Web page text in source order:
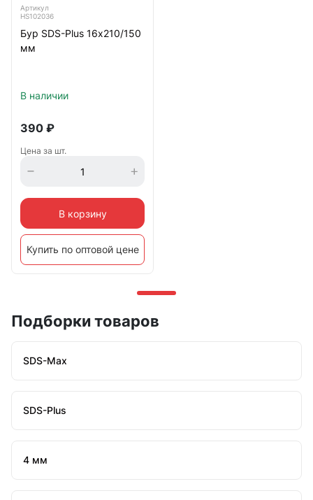
Артикул
HS102036
Бур SDS-Plus 16х210/150
мм
В наличии
390 ₽
Цена за шт.
В корзину
Купить по оптовой цене
Подборки товаров
SDS-Max
SDS-Plus
4 мм